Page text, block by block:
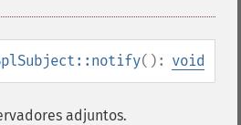
(): void
adjuntos.